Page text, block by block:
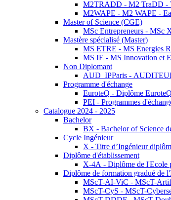
M2TRADD - M2 TraDD -
M2WAPE - M2 WAPE -
Master of Science (CGE)
MSc Entrepreneurs - MSc
Mastère spécialisé (Master)
MS ETRE - MS Energies
MS IE - MS Innovation et
Non Diplomant
AUD_IPParis -
Programme d'échange
EuroteQ - Diplôme EuroteQ
PEI - Programmes
Catalogue 2024 - 2025
Bachelor
BX - Bachelor of Science
Cycle Ingénieur
X - Titre d’Ingénieur
Diplôme d'établissement
X-4A - Diplôme de l'Ecole
Diplôme de formation gradué de
MScT-AI-ViC - MScT-
MScT-CyS - MScT-